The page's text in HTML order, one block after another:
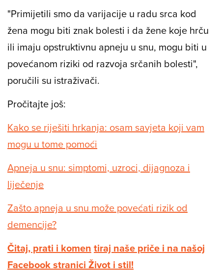
"Primijetili smo da varijacije u radu srca kod
žena mogu biti znak bolesti i da žene koje hrču
ili imaju opstruktivnu apneju u snu, mogu biti u
povećanom riziki od razvoja srčanih bolesti",
poručili su istraživači.
Pročitajte još:
Kako se riješiti hrkanja: osam savjeta koji vam
mogu u tome pomoći
Apneja u snu: simptomi, uzroci, dijagnoza i
liječenje
Zašto apneja u snu može povećati rizik od
demencije?
Čitaj, prati i komen tiraj naše priče i na našoj
Facebook stranici Život i stil!